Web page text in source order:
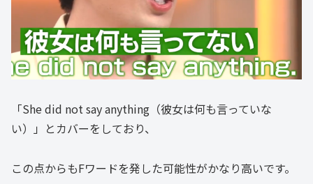
「She did not say anything（彼女は何も言っていな
い）」とカバーをしており、
この点からもFワードを発した可能性がかなり高いです。